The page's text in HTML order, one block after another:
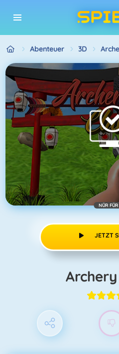
Abenteuer 3D
NÜR FÜR
JETZT